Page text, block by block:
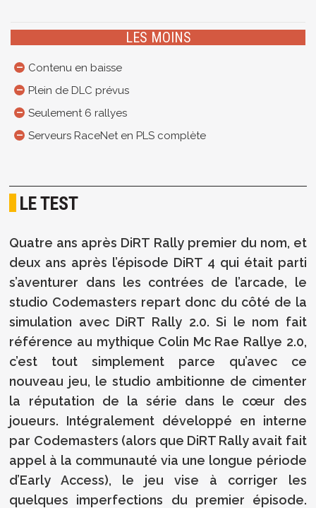
LES MOINS
Contenu en baisse
Plein de DLC prévus
Seulement 6 rallyes
Serveurs RaceNet en PLS complète
LE TEST
Quatre ans après DiRT Rally premier du nom, et
deux ans après l’épisode DiRT 4 qui était parti
s’aventurer dans les contrées de l’arcade, le
studio Codemasters repart donc du côté de la
simulation avec DiRT Rally 2.0. Si le nom fait
référence au mythique Colin Mc Rae Rallye 2.0,
c’est tout simplement parce qu’avec ce
nouveau jeu, le studio ambitionne de cimenter
la réputation de la série dans le cœur des
joueurs. Intégralement développé en interne
par Codemasters (alors que DiRT Rally avait fait
appel à la communauté via une longue période
d’Early Access), le jeu vise à corriger les
quelques imperfections du premier épisode.